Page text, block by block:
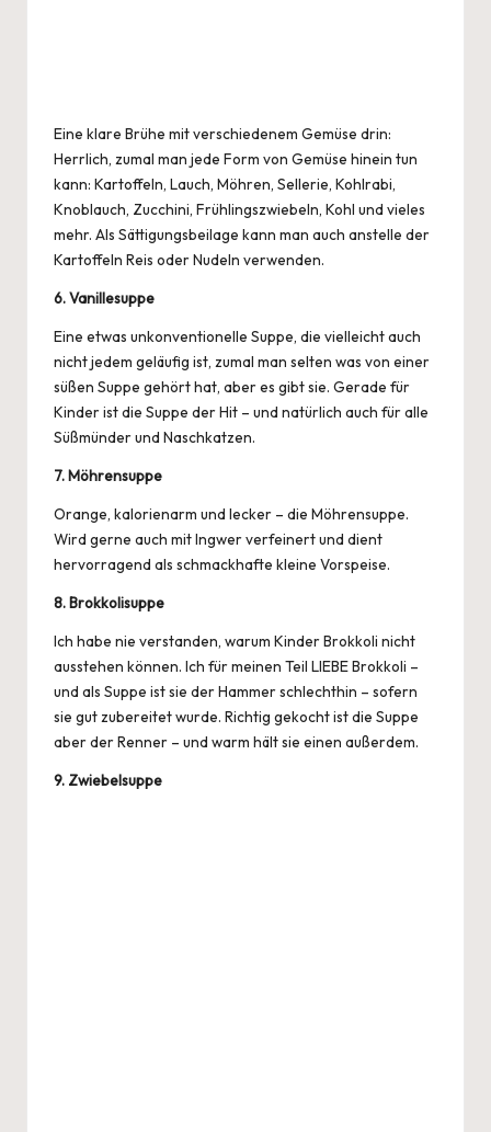
Eine klare Brühe mit verschiedenem Gemüse drin:
Herrlich, zumal man jede Form von Gemüse hinein tun
kann: Kartoffeln, Lauch, Möhren, Sellerie, Kohlrabi,
Knoblauch, Zucchini, Frühlingszwiebeln, Kohl und vieles
mehr. Als Sättigungsbeilage kann man auch anstelle der
Kartoffeln Reis oder Nudeln verwenden.
6. Vanillesuppe
Eine etwas unkonventionelle Suppe, die vielleicht auch
nicht jedem geläufig ist, zumal man selten was von einer
süßen Suppe gehört hat, aber es gibt sie. Gerade für
Kinder ist die Suppe der Hit – und natürlich auch für alle
Süßmünder und Naschkatzen.
7. Möhrensuppe
Orange, kalorienarm und lecker – die Möhrensuppe.
Wird gerne auch mit Ingwer verfeinert und dient
hervorragend als schmackhafte kleine Vorspeise.
8. Brokkolisuppe
Ich habe nie verstanden, warum Kinder Brokkoli nicht
ausstehen können. Ich für meinen Teil LIEBEBrokkoli –
und als Suppe ist sie der Hammer schlechthin – sofern
sie gut zubereitet wurde. Richtig gekocht ist die Suppe
aber der Renner – und warm hält sie einen außerdem.
9. Zwiebelsuppe